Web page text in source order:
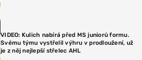
VIDEO: Kulich nabírá před MS juniorů formu.
Svému týmu vystřelil výhru v prodloužení, už
je z něj nejlepší střelec AHL